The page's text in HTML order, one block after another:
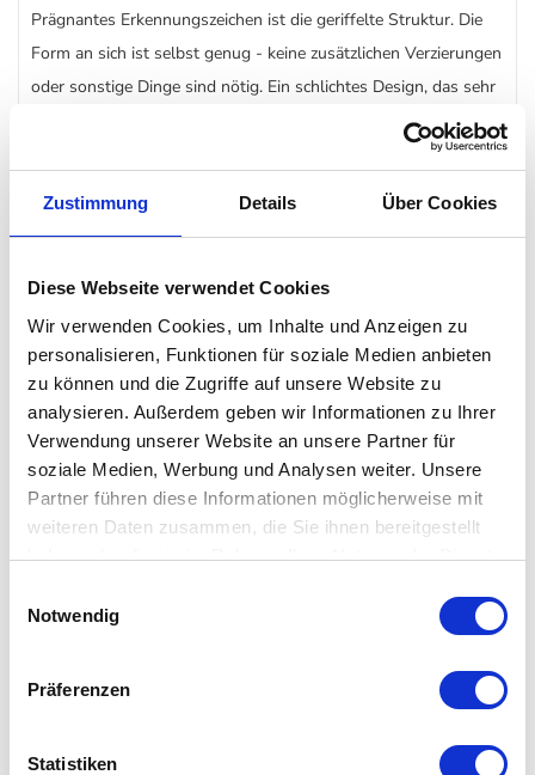
Zustimmung Details Über Cookies
Diese Webseite verwendet Cookies
Wir verwenden Cookies, um Inhalte und Anzeigen zu
personalisieren, Funktionen für soziale Medien anbieten
zu können und die Zugriffe auf unsere Website zu
analysieren. Außerdem geben wir Informationen zu Ihrer
Verwendung unserer Website an unsere Partner für
soziale Medien, Werbung und Analysen weiter. Unsere
Partner führen diese Informationen möglicherweise mit
weiteren Daten zusammen, die Sie ihnen bereitgestellt
haben oder die sie im Rahmen Ihrer Nutzung der Dienste
Datenschutzerklärung
Notwendig
Präferenzen
Statistiken
Prägnantes Erkennungszeichen ist die geriffelte Struktur. Die
Form an sich ist selbst genug - keine zusätzlichen Verzierungen
oder sonstige Dinge sind nötig. Ein schlichtes Design, das sehr
beeinflusst wurde von der funktionalen Bauhaus-Bewegung in
2012 wurde die Marke Lyngby Porcelæn wieder aufgegriffen
und somit auch wieder die Produktion der Vase - nach den
Erhältlich ist die Lyngby Porcelæn Vase in verschiedenen
Größen und Farben. Sie wirkt alleine, als Arrangements, mit
oder natürlich auch ohne Blumen - als eigenständige,
besondere Skulptur.
Details
Material: Porzellan
handgefertigt
Maße:
Höhe 15 cm, Ø 8 cm
Höhe 25 cm, Ø 14 cm
Höhe 38 cm, Ø 21 cm